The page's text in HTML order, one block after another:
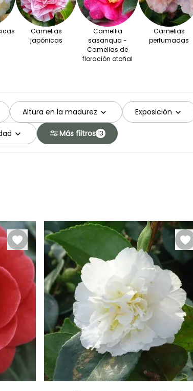
Camelias
japónicas
Camellia
sasanqua -
Camelias de
floración otoñal
Camelias
perfumadas
Altura en la madurez Exposición
Más filtros 13